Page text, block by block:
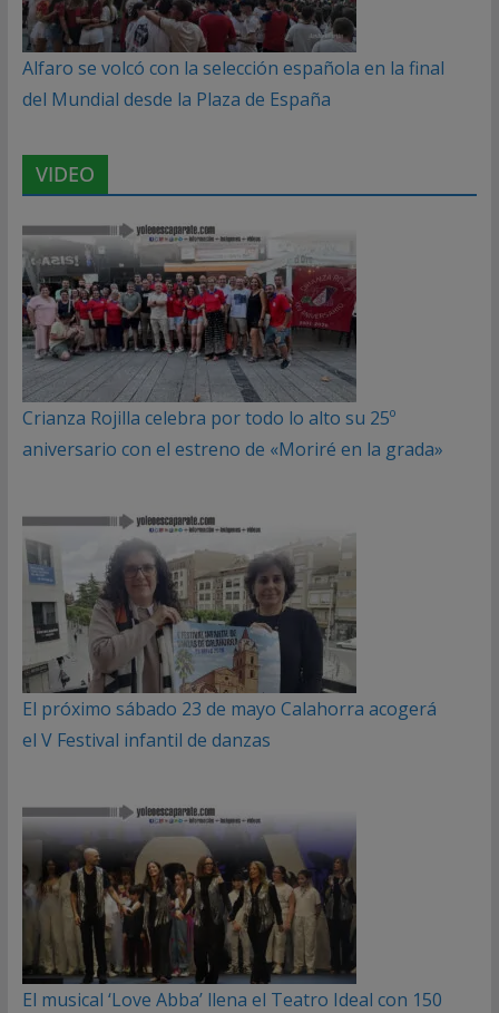
Alfaro se volcó con la selección española en la final
del Mundial desde la Plaza de España
VIDEO
Crianza Rojilla celebra por todo lo alto su 25º
aniversario con el estreno de «Moriré en la grada»
El próximo sábado 23 de mayo Calahorra acogerá
el V Festival infantil de danzas
El musical ‘Love Abba’ llena el Teatro Ideal con 150